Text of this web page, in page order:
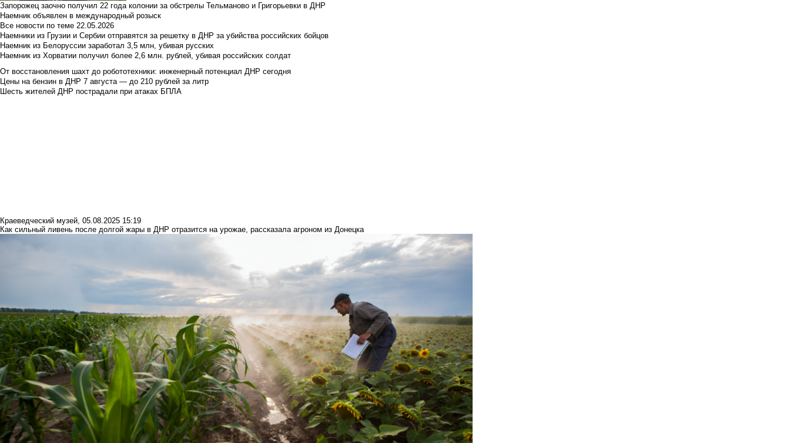
Запорожец заочно получил 22 года колонии за обстрелы Тельманово и Григорьевки в ДНР
Наемник объявлен в международный розыск
Все новости по теме 22.05.2026
Наемники из Грузии и Сербии отправятся за решетку в ДНР за убийства российских бойцов
Наемник из Белоруссии заработал 3,5 млн, убивая русских
Наемник из Хорватии получил более 2,6 млн. рублей, убивая российских солдат
От восстановления шахт до робототехники: инженерный потенциал ДНР сегодня
Цены на бензин в ДНР 7 августа — до 210 рублей за литр
Шесть жителей ДНР пострадали при атаках БПЛА
Краеведческий музей 05.08.2025 15:19
Как сильный ливень после долгой жары в ДНР отразится на урожае, рассказала агроном из Донецка